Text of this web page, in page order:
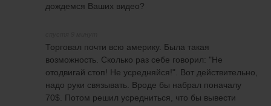
дождемся Ваших видео?
Торговал почти всю америку. Была такая
возможность. Сколько раз себе говорил: "Не
отодвигай стоп! Не усредняйся!". Вот действительно,
надо руки связывать. Вроде бы набрал поначалу
70$. Потом решил усредниться, что бы вывести